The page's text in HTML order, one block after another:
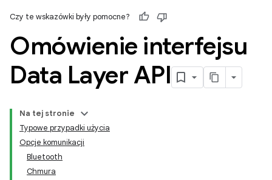
Czy te wskazówki były pomocne?
Omówienie interfejsu
Data Layer API
Na tej stronie
Typowe przypadki użycia
Opcje komunikacji
Bluetooth
Chmura